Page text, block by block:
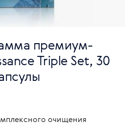
премиум-
Triple Set, 30
очищения